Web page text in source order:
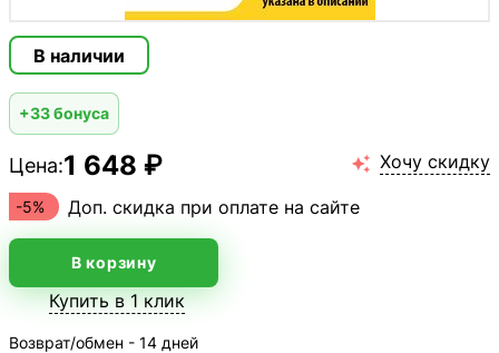
В наличии
+33 бонуса
Цена:1 648 ₽  Хочу скидку
-5% Доп. скидка при оплате на сайте
В корзину
Купить в 1 клик
Возврат/обмен - 14 дней